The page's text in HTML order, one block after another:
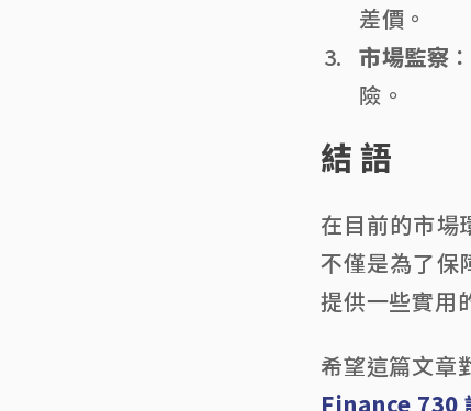
差價。
市場監察
險。
結語
在目前的市場
不僅是為了保
提供一些實用
希望這篇文章
Finance 730